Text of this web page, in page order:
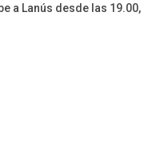
a Lanús desde las 19.00,